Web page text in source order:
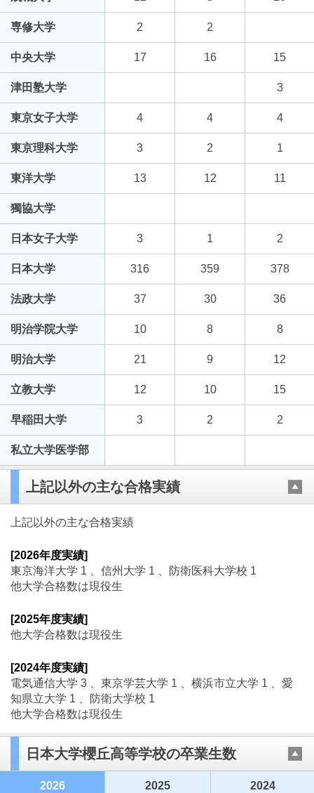
専修大学 2 2
中央大学 17 16 15
津田塾大学 3
東京女子大学 4 4 4
東京理科大学 3 2 1
東洋大学 13 12 11
獨協大学
日本女子大学 3 1 2
日本大学 316 359 378
法政大学 37 30 36
明治学院大学 10 8 8
明治大学 21 9 12
立教大学 12 10 15
早稲田大学 3 2 2
私立大学医学部
上記以外の主な合格実績
上記以外の主な合格実績
[2026年度実績]
東京海洋大学 1 、信州大学 1 、防衛医科大学校 1
他大学合格数は現役生
[2025年度実績]
他大学合格数は現役生
[2024年度実績]
電気通信大学 3 、東京学芸大学 1 、横浜市立大学 1 、愛
知県立大学 1 、防衛大学校 1
他大学合格数は現役生
日本大学櫻丘高等学校の卒業生数
2026 2025 2024